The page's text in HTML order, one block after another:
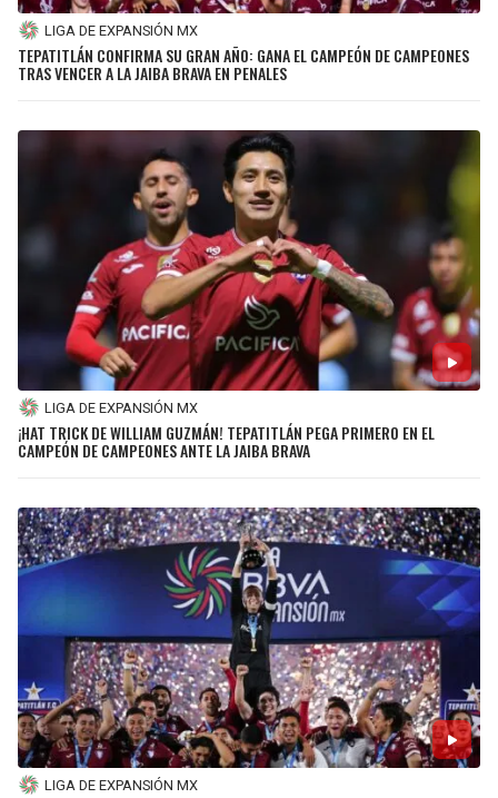
LIGA DE EXPANSIÓN MX
TEPATITLÁN CONFIRMA SU GRAN AÑO: GANA EL CAMPEÓN DE CAMPEONES
TRAS VENCER A LA JAIBA BRAVA EN PENALES
LIGA DE EXPANSIÓN MX
¡HAT TRICK DE WILLIAM GUZMÁN! TEPATITLÁN PEGA PRIMERO EN EL
CAMPEÓN DE CAMPEONES ANTE LA JAIBA BRAVA
LIGA DE EXPANSIÓN MX